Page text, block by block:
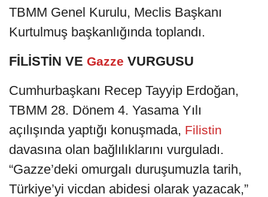
TBMM Genel Kurulu, Meclis Başkanı
Kurtulmuş başkanlığında toplandı.
FİLİSTİN VE Gazze VURGUSU
Cumhurbaşkanı Recep Tayyip Erdoğan,
TBMM 28. Dönem 4. Yasama Yılı
açılışında yaptığı konuşmada, Filistin
davasına olan bağlılıklarını vurguladı.
“Gazze’deki omurgalı duruşumuzla tarih,
Türkiye’yi vicdan abidesi olarak yazacak,”